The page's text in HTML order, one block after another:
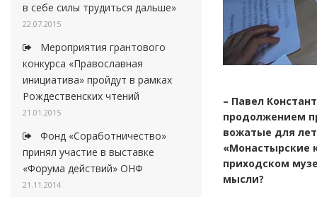
в себе силы трудиться дальше»
22.07.2015
Мероприятия грантового
конкурса «Православная
инициатива» пройдут в рамках
Рождественских чтений
21.01.2015
Фонд «Соработничество»
принял участие в выставке
«Форума действий» ОНФ
21.11.2014
– Павел
продолжением
вожатые для
«Монастырские
приходском
мысли?